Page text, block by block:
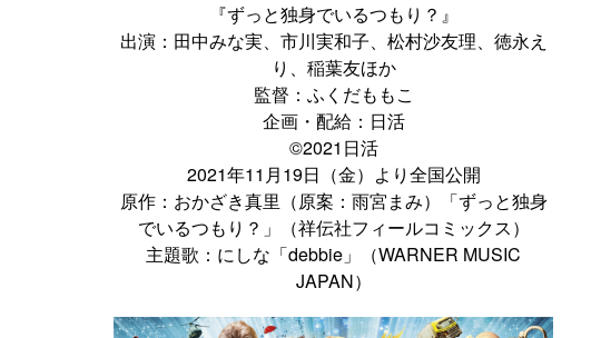
『ずっと独身でいるつもり？』
出演：田中みな実、市川実和子、松村沙友理、徳永え
り、稲葉友ほか
監督：ふくだももこ
企画・配給：日活
©2021日活
2021年11月19日（金）より全国公開
原作：おかざき真里（原案：雨宮まみ）「ずっと独身
でいるつもり？」（祥伝社フィールコミックス）
主題歌：にしな「debbie」（WARNER MUSIC
JAPAN）